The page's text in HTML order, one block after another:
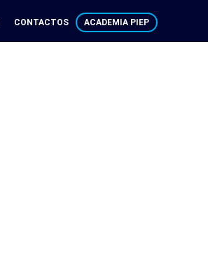
CONTACTOS ACADEMIA PIEP